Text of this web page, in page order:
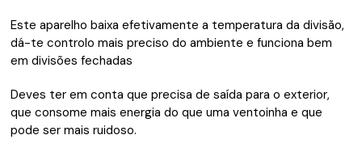
Este aparelho baixa efetivamente a temperatura da divisão,
dá-te controlo mais preciso do ambiente e funciona bem
em divisões fechadas
Deves ter em conta que precisa de saída para o exterior,
que consome mais energia do que uma ventoinha e que
pode ser mais ruidoso.